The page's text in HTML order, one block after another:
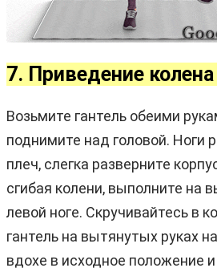
7. Приведение
Возьмите гантель обеими
поднимите над головой. Ноги
плеч, слегка разверните
сгибая колени, выполните на
левой ноге. Скручивайтесь в
гантель на вытянутых руках
вдохе в исходное положение